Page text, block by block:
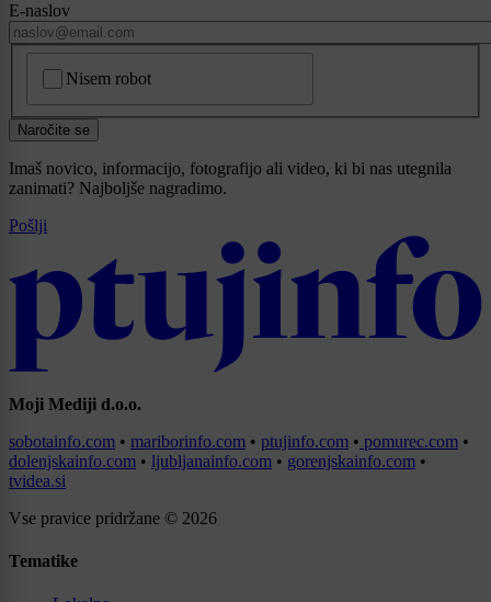
E-naslov
Nisem robot
Naročite se
Imaš novico, informacijo, fotografijo ali video, ki bi nas utegnila
zanimati? Najboljše nagradimo.
Pošlji
Moji Mediji d.o.o.
sobotainfo.com • mariborinfo.com • ptujinfo.com • pomurec.com •
dolenjskainfo.com • ljubljanainfo.com • gorenjskainfo.com •
tvidea.si
Vse pravice pridržane © 2026
Tematike